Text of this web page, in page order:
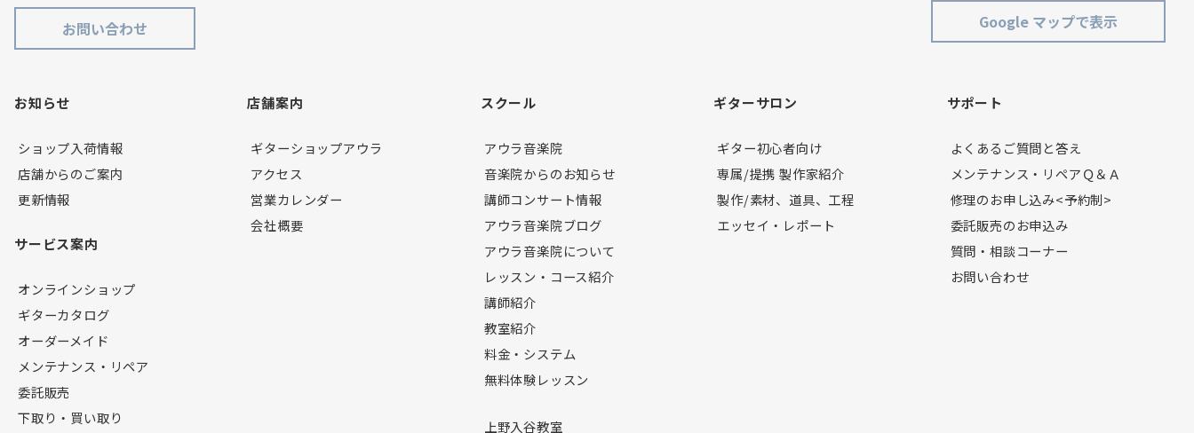
お問い合わせ
Google マップで表示
お知らせ
ショップ入荷情報
店舗からのご案内
更新情報
サービス案内
オンラインショップ
ギターカタログ
オーダーメイド
メンテナンス・リペア
委託販売
下取り・買い取り
店舗案内
ギターショップアウラ
アクセス
営業カレンダー
会社概要
スクール
アウラ音楽院
音楽院からのお知らせ
講師コンサート情報
アウラ音楽院ブログ
アウラ音楽院について
レッスン・コース紹介
講師紹介
教室紹介
料金・システム
無料体験レッスン
上野入谷教室
ギターサロン
ギター初心者向け
専属/提携 製作家紹介
製作/素材、道具、工程
エッセイ・レポート
サポート
よくあるご質問と答え
メンテナンス・リペアＱ＆Ａ
修理のお申し込み<予約制>
委託販売のお申込み
質問・相談コーナー
お問い合わせ